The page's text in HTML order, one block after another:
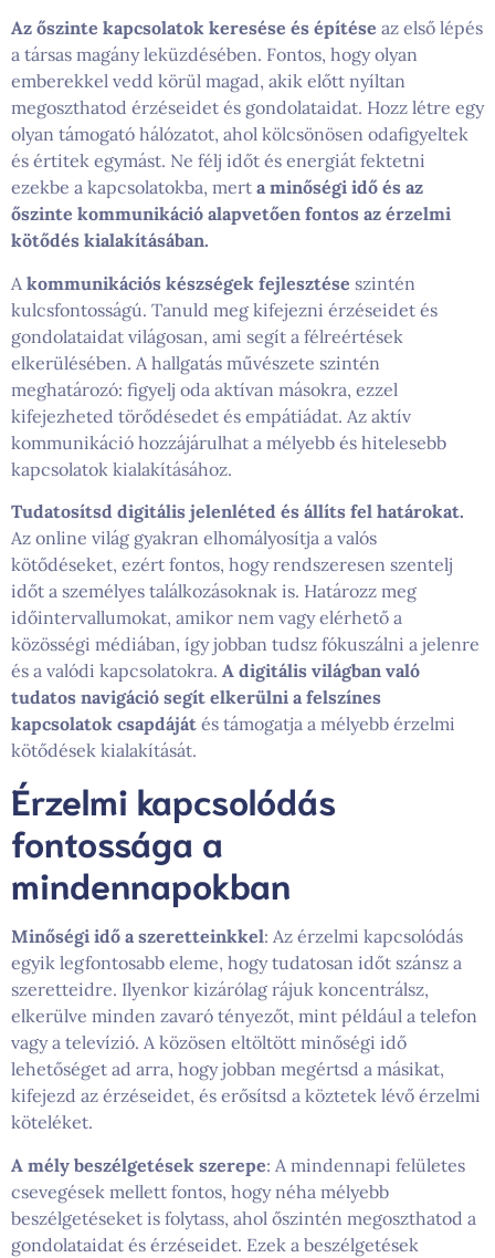
Az őszinte kapcsolatok keresése és építése az első lépés
a társas magány leküzdésében. Fontos, hogy olyan
emberekkel vedd körül magad, akik előtt nyíltan
megoszthatod érzéseidet és gondolataidat. Hozz létre egy
olyan támogató hálózatot, ahol kölcsönösen odafigyeltek
és értitek egymást. Ne félj időt és energiát fektetni
ezekbe a kapcsolatokba, mert a minőségi idő és az
őszinte kommunikáció alapvetően fontos az érzelmi
kötődés kialakításában.
A kommunikációs készségek fejlesztése szintén
kulcsfontosságú. Tanuld meg kifejezni érzéseidet és
gondolataidat világosan, ami segít a félreértések
elkerülésében. A hallgatás művészete szintén
meghatározó: figyelj oda aktívan másokra, ezzel
kifejezheted törődésedet és empátiádat. Az aktív
kommunikáció hozzájárulhat a mélyebb és hitelesebb
kapcsolatok kialakításához.
Tudatosítsd digitális jelenléted és állíts fel határokat.
Az online világ gyakran elhomályosítja a valós
kötődéseket, ezért fontos, hogy rendszeresen szentelj
időt a személyes találkozásoknak is. Határozz meg
időintervallumokat, amikor nem vagy elérhető a
közösségi médiában, így jobban tudsz fókuszálni a jelenre
és a valódi kapcsolatokra. A digitális világban való
tudatos navigáció segít elkerülni a felszínes
kapcsolatok csapdáját és támogatja a mélyebb érzelmi
kötődések kialakítását.
Érzelmi kapcsolódás
fontossága a
mindennapokban
Minőségi idő a szeretteinkkel: Az érzelmi kapcsolódás
egyik legfontosabb eleme, hogy tudatosan időt szánsz a
szeretteidre. Ilyenkor kizárólag rájuk koncentrálsz,
elkerülve minden zavaró tényezőt, mint például a telefon
vagy a televízió. A közösen eltöltött minőségi idő
lehetőséget ad arra, hogy jobban megértsd a másikat,
kifejezd az érzéseidet, és erősítsd a köztetek lévő érzelmi
köteléket.
A mély beszélgetések szerepe: A mindennapi felületes
csevegések mellett fontos, hogy néha mélyebb
beszélgetéseket is folytass, ahol őszintén megoszthatod a
gondolataidat és érzéseidet. Ezek a beszélgetések